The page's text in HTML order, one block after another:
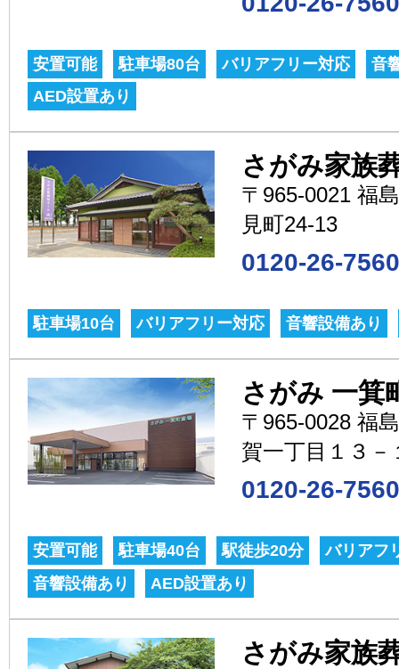
安置可能 駐車場80台 バリアフリー対応
音
AED設置あり
さがみ家族
〒965-0021 福
見町24-13
0120-26-7560
駐車場10台 バリアフリー対応 音響設備あり
さがみ 一箕
〒965-0028 福
賀一丁目１３－
0120-26-7560
安置可能 駐車場40台 駅徒歩20分
バリアフ
音響設備あり
AED設置あり
さがみ家族